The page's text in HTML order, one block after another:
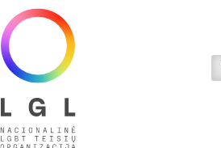
Nacionalinė LGBT teisių organizacija